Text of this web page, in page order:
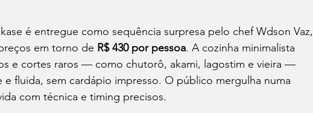
é entregue como sequência surpresa pelo chef Wdson Vaz,
em torno de R$ 430 por pessoa. A cozinha minimalista
e cortes raros — como chutorô, akami, lagostim e vieira —
e fluida, sem cardápio impresso. O público mergulha numa
com técnica e timing precisos.